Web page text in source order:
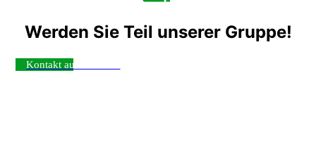
Werden Sie Teil unserer Gruppe!
Kontakt aufnehmen ›